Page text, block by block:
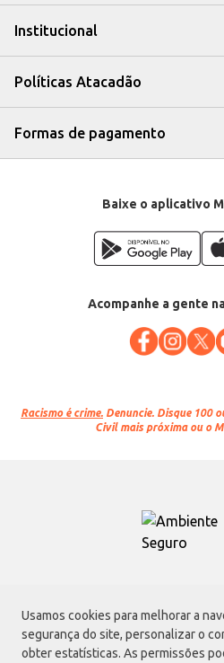
Usamos cookies para melhorar a
segurança do site, personalizar o
obter estatísticas. As permissões
Institucional
Políticas Atacadão
Formas de pagamento
Baixe o aplicativo
Acompanhe a gente
Racismo é crime. Denuncie. Disque 100
Civil mais próxima ou o
Atacadão
Avenida Morvan Dias de Figueiredo,
02170-901 | CNPJ: